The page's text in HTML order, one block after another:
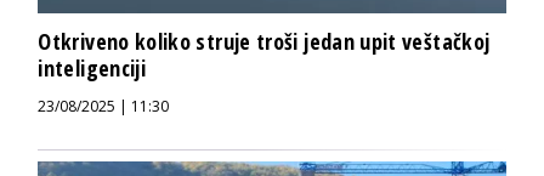
Otkriveno koliko struje troši jedan upit veštačkoj
inteligenciji
23/08/2025 | 11:30